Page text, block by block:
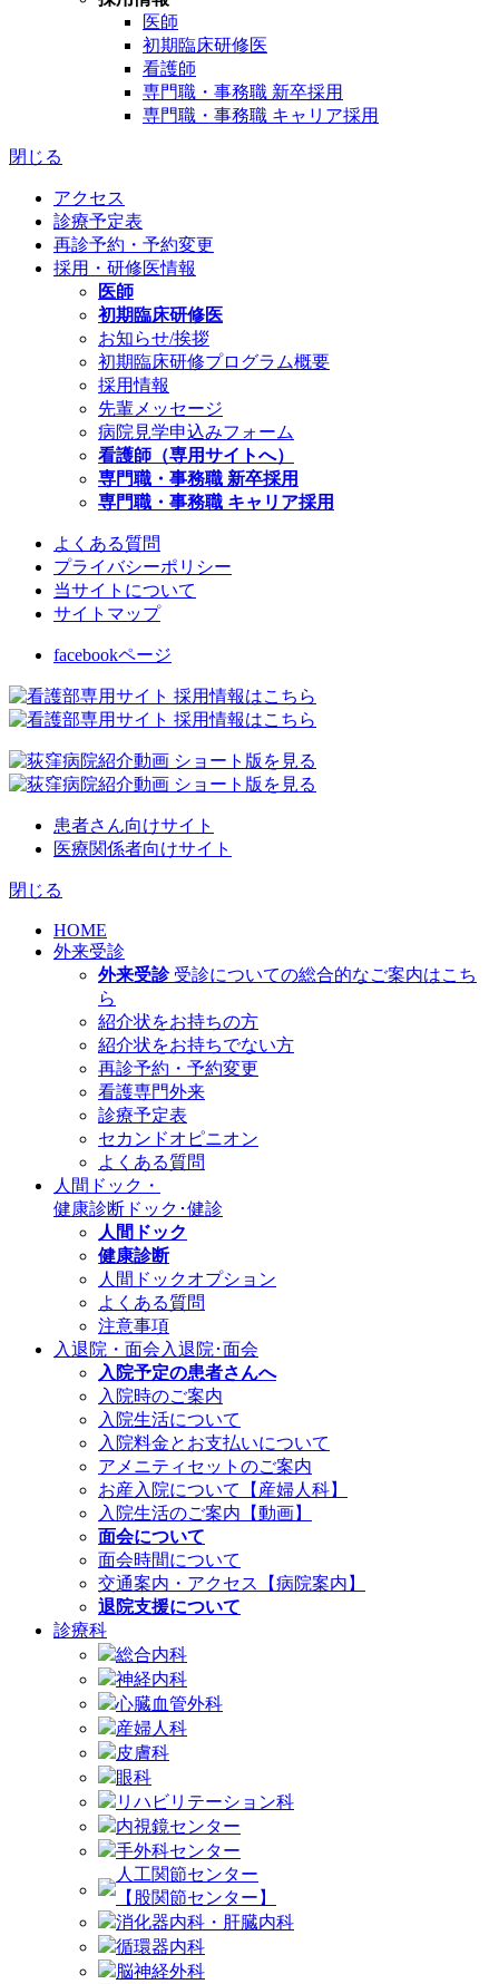
医師
初期臨床研修医
看護師
専門職・事務職 新卒採用
専門職・事務職 キャリア採用
閉じる
アクセス
診療予定表
再診予約・予約変更
採用・研修医情報
医師
初期臨床研修医
お知らせ/挨拶
初期臨床研修プログラム概要
採用情報
先輩メッセージ
病院見学申込みフォーム
看護師（専用サイトへ）
専門職・事務職 新卒採用
専門職・事務職 キャリア採用
よくある質問
プライバシーポリシー
当サイトについて
サイトマップ
facebookページ
患者さん向けサイト
医療関係者向けサイト
閉じる
HOME
外来受診
外来受診 受診についての総合的なご案内はこち
ら
紹介状をお持ちの方
紹介状をお持ちでない方
再診予約・予約変更
看護専門外来
診療予定表
セカンドオピニオン
よくある質問
人間ドック・
健康診断 ドック･健診
人間ドック
健康診断
人間ドックオプション
よくある質問
注意事項
入退院・面会 入退院･面会
入院予定の患者さんへ
入院時のご案内
入院生活について
入院料金とお支払いについて
アメニティセットのご案内
お産入院について【産婦人科】
入院生活のご案内【動画】
面会について
面会時間について
交通案内・アクセス【病院案内】
退院支援について
診療科
総合内科
神経内科
心臓血管外科
産婦人科
皮膚科
眼科
リハビリテーション科
内視鏡センター
手外科センター
人工関節センター
【股関節センター】
消化器内科・肝臓内科
循環器内科
脳神経外科